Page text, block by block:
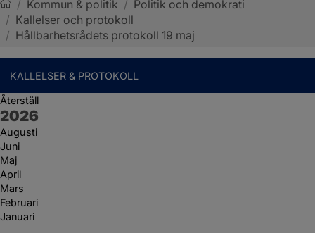
Sotenäs kommun
/ Kommun & politik / Politik och demokrati
/ Kallelser och protokoll
/ Hållbarhetsrådets protokoll 19 maj
KALLELSER & PROTOKOLL
Återställ
År:
2026
Augusti
Juni
Maj
April
Mars
Februari
Januari